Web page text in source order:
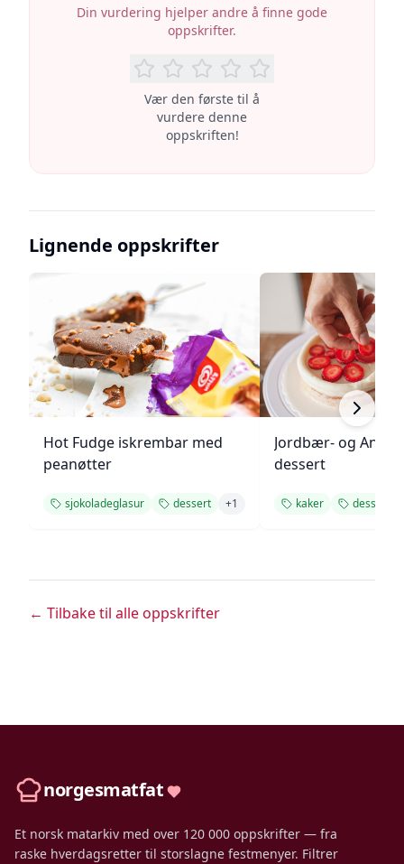
Din vurdering hjelper andre å finne gode
oppskrifter.
Vær den første til å
vurdere denne
oppskriften!
Lignende oppskrifter
Hot Fudge iskrembar med
peanøtter
sjokoladeglasur dessert +1
Jordbær- og Angel
dessert
kaker dessert
← Tilbake til alle oppskrifter
norgesmatfat
Et norsk matarkiv med over 120 000 oppskrifter — fra
raske hverdagsretter til storslagne festmenyer. Filtrer